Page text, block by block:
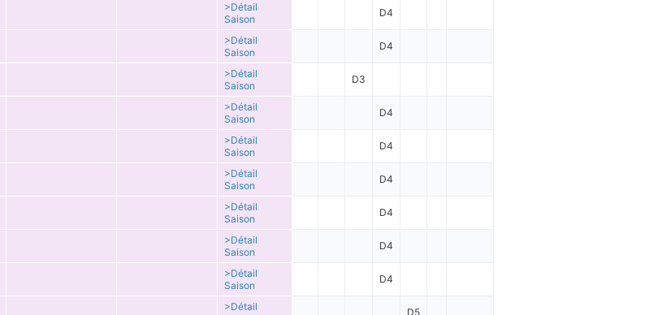
>Détail
Saison
D4
>Détail
Saison
D4
>Détail
Saison
D3
>Détail
Saison
D4
>Détail
Saison
D4
>Détail
Saison
D4
>Détail
Saison
D4
>Détail
Saison
D4
>Détail
Saison
D4
>Détail
D5